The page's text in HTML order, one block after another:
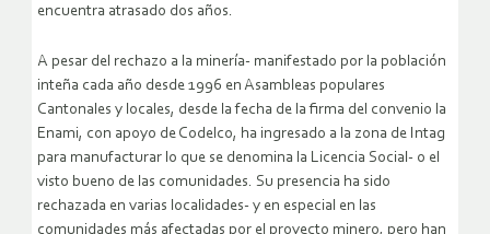
encuentra atrasado dos años.
A pesar del rechazo a la minería- manifestado por la población
inteña cada año desde 1996 en Asambleas populares
Cantonales y locales, desde la fecha de la firma del convenio la
Enami, con apoyo de Codelco, ha ingresado a la zona de Intag
para manufacturar lo que se denomina la Licencia Social- o el
visto bueno de las comunidades. Su presencia ha sido
rechazada en varias localidades- y en especial en las
comunidades más afectadas por el proyecto minero, pero han